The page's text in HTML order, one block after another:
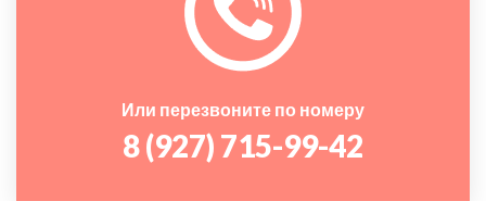
Или перезвоните по номеру
8 (927) 715-99-42